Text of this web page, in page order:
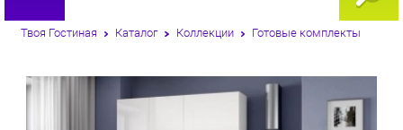
Твоя Гостиная Каталог Коллекции Готовые комплекты